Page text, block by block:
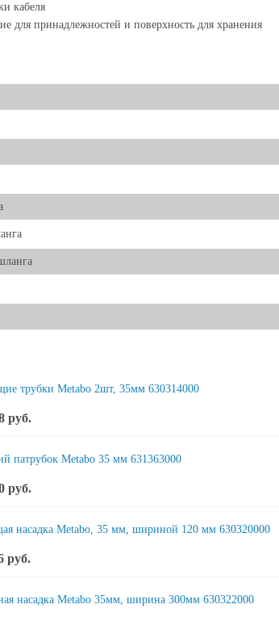
кабеля
для принадлежностей и поверхность для хранения
трубки Metabo 2шт, 35мм 630314000
руб.
патрубок Metabo 35 мм 631363000
руб.
насадка Metabo, 35 мм, шириной 120 мм 630320000
руб.
насадка Metabo 35мм, ширина 300мм 630322000